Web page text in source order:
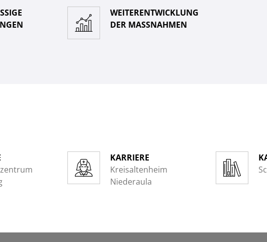
B
WEITERENTWICKLUNG
DER MASSNAHMEN
KARRIERE
Kreisaltenheim
Niederaula